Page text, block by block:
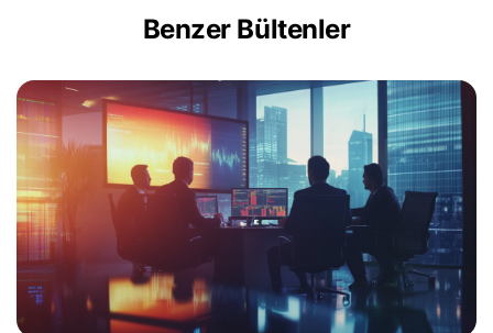
Benzer Bültenler